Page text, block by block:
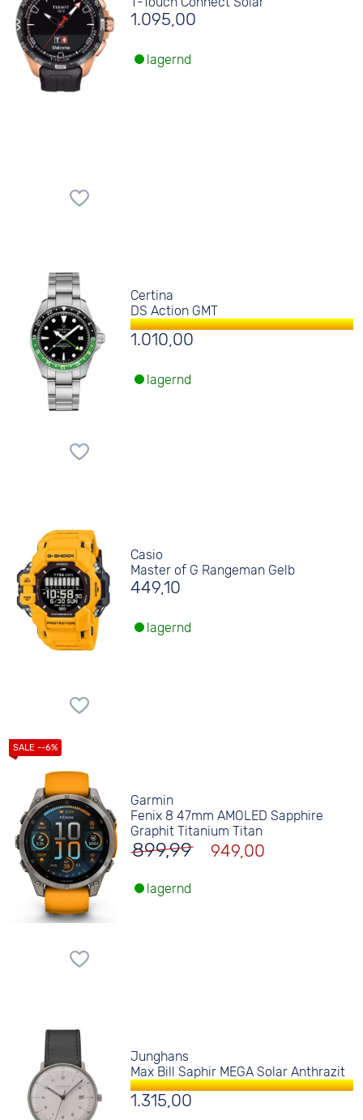
1.095,00
lagernd
Certina
DS Action GMT
1.010,00
lagernd
Casio
Master of G Rangeman Gelb
449,10
lagernd
Garmin
Fenix 8 47mm AMOLED Sapphire
Graphit Titanium Titan
899,99 949,00
lagernd
Junghans
Max Bill Saphir MEGA Solar Anthrazit
1.315,00